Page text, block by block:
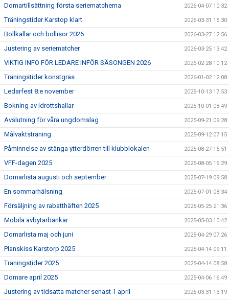
Domartillsättning första seriematcherna 2026-04-07 10:32
Träningstider Karstop klart 2026-03-31 15:30
Bollkallar och bollisor 2026 2026-03-27 12:56
Justering av seriematcher 2026-03-25 13:42
VIKTIG INFO FÖR LEDARE INFÖR SÄSONGEN 2026 2026-02-28 10:12
Träningstider konstgräs 2026-01-02 12:08
Ledarfest 8:e november 2025-10-13 17:53
Bokning av idrottshallar 2025-10-01 08:49
Avslutning för våra ungdomslag 2025-09-21 09:28
Målvaktsträning 2025-09-12 07:15
Påminnelse av stänga ytterdörren till klubblokalen 2025-08-27 15:51
VFF-dagen 2025 2025-08-05 16:29
Domarlista augusti och september 2025-07-19 09:58
En sommarhälsning 2025-07-01 08:34
Försäljning av rabatthäften 2025 2025-05-25 21:36
Mobila avbytarbänkar 2025-05-03 10:42
Domarlista maj och juni 2025-04-29 07:26
Planskiss Karstorp 2025 2025-04-14 09:11
Träningstider 2025 2025-04-14 08:58
Domare april 2025 2025-04-06 16:49
Justering av tidsatta matcher senast 1 april 2025-03-31 13:19